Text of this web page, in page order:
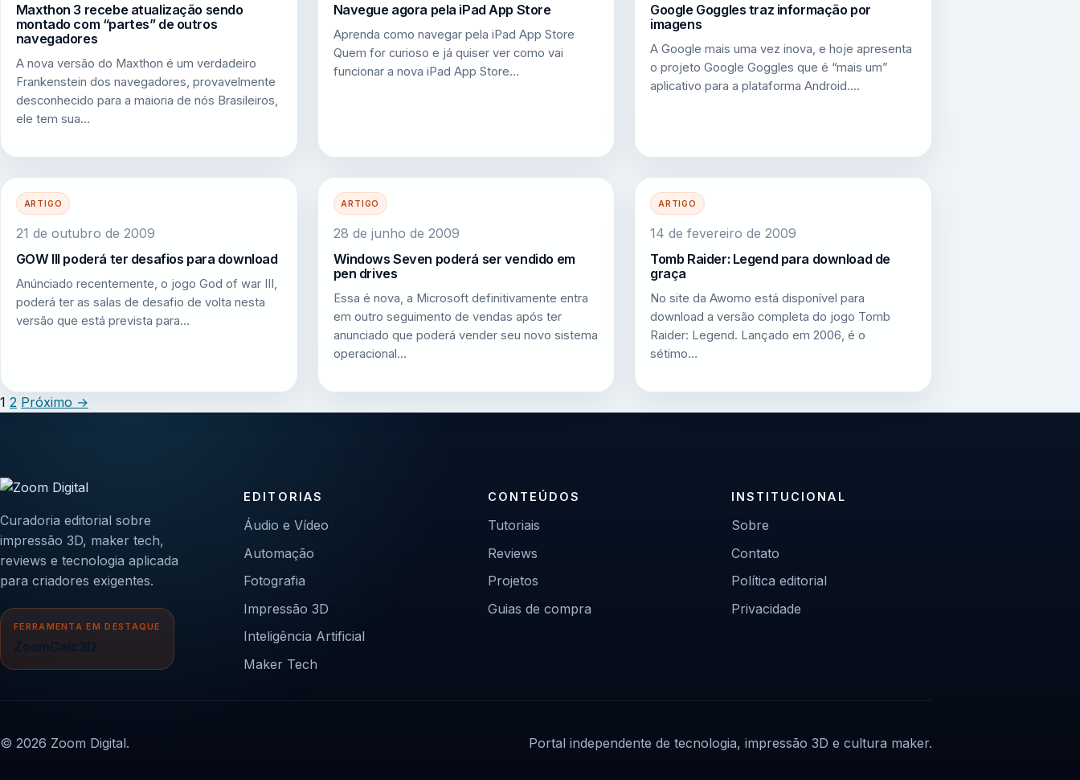
Maxthon 3 recebe atualização sendo
montado com “partes” de outros
navegadores
A nova versão do Maxthon é um verdadeiro
Frankenstein dos navegadores, provavelmente
desconhecido para a maioria de nós Brasileiros,
ele tem sua…
Navegue agora pela iPad App Store
Aprenda como navegar pela iPad App Store
Quem for curioso e já quiser ver como vai
funcionar a nova iPad App Store…
Google Goggles traz informação por
imagens
A Google mais uma vez inova, e hoje apresenta
o projeto Google Goggles que é “mais um”
aplicativo para a plataforma Android.…
ARTIGO
21 de outubro de 2009
GOW III poderá ter desafios para download
Anúnciado recentemente, o jogo God of war III,
poderá ter as salas de desafio de volta nesta
versão que está prevista para…
ARTIGO
28 de junho de 2009
Windows Seven poderá ser vendido em
pen drives
Essa é nova, a Microsoft definitivamente entra
em outro seguimento de vendas após ter
anunciado que poderá vender seu novo sistema
operacional…
ARTIGO
14 de fevereiro de 2009
Tomb Raider: Legend para download de
graça
No site da Awomo está disponível para
download a versão completa do jogo Tomb
Raider: Legend. Lançado em 2006, é o
sétimo…
1 2 Próximo →
Curadoria editorial sobre
impressão 3D, maker tech,
reviews e tecnologia aplicada
para criadores exigentes.
FERRAMENTA EM DESTAQUE
ZoomCalc3D
EDITORIAS
Áudio e Vídeo
Automação
Fotografia
Impressão 3D
Inteligência Artificial
Maker Tech
CONTEÚDOS
Tutoriais
Reviews
Projetos
Guias de compra
INSTITUCIONAL
Sobre
Contato
Política editorial
Privacidade
© 2026 Zoom Digital. Portal independente de tecnologia, impressão 3D e cultura maker.